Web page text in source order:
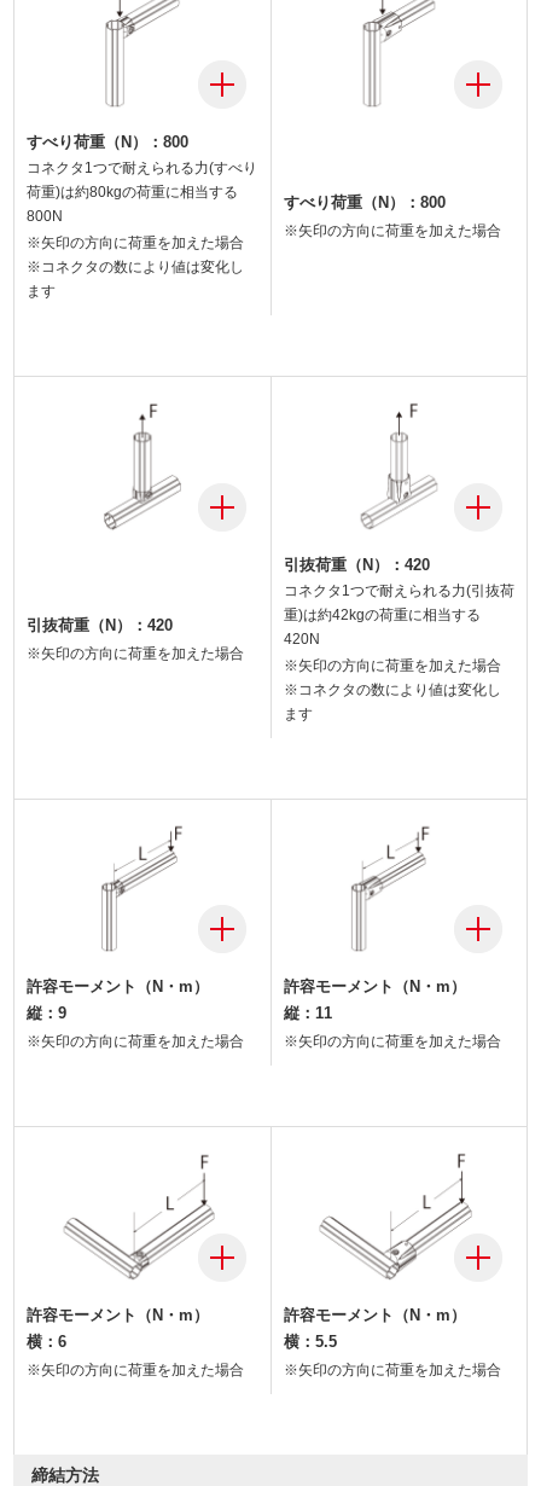
すべり荷重（N）：800
コネクタ1つで耐えられる力(すべり
荷重)は約80kgの荷重に相当する
800N
※矢印の方向に荷重を加えた場合
※コネクタの数により値は変化し
ます
すべり荷重（N）：800
※矢印の方向に荷重を加えた場合
引抜荷重（N）：420
※矢印の方向に荷重を加えた場合
引抜荷重（N）：420
コネクタ1つで耐えられる力(引抜荷
重)は約42kgの荷重に相当する
420N
※矢印の方向に荷重を加えた場合
※コネクタの数により値は変化し
ます
許容モーメント（N・m）
縦：9
※矢印の方向に荷重を加えた場合
許容モーメント（N・m）
縦：11
※矢印の方向に荷重を加えた場合
許容モーメント（N・m）
横：6
※矢印の方向に荷重を加えた場合
許容モーメント（N・m）
横：5.5
※矢印の方向に荷重を加えた場合
締結方法